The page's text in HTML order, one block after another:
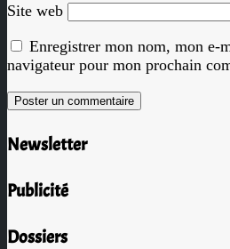
Site web
Enregistrer mon nom, mon e-
navigateur pour mon prochain
Newsletter
Publicité
Dossiers